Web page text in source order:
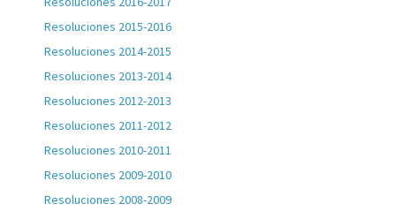
Resoluciones 2015-2016
Resoluciones 2014-2015
Resoluciones 2013-2014
Resoluciones 2012-2013
Resoluciones 2011-2012
Resoluciones 2010-2011
Resoluciones 2009-2010
Resoluciones 2008-2009